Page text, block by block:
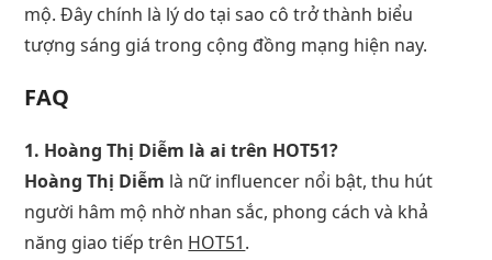
mộ. Đây chính là lý do tại sao cô trở thành biểu
tượng sáng giá trong cộng đồng mạng hiện nay.
FAQ
1. Hoàng Thị Diễm là ai trên HOT51?
Hoàng Thị Diễm là nữ influencer nổi bật, thu hút
người hâm mộ nhờ nhan sắc, phong cách và khả
năng giao tiếp trên HOT51.